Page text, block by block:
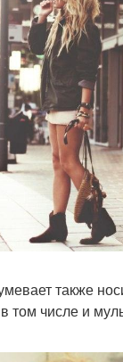
также
том числе и